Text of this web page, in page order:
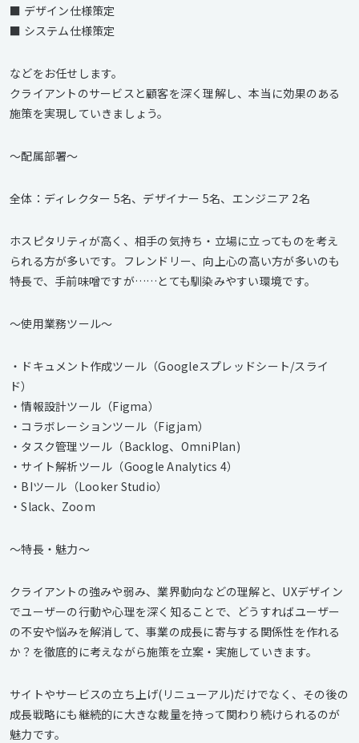
■ デザイン仕様策定
■ システム仕様策定
などをお任せします。
クライアントのサービスと顧客を深く理解し、本当に効果のある
施策を実現していきましょう。
〜配属部署〜
全体：ディレクター 5名、デザイナー 5名、エンジニア 2名
ホスピタリティが高く、相手の気持ち・立場に立ってものを考え
られる方が多いです。フレンドリー、向上心の高い方が多いのも
特長で、手前味噌ですが……とても馴染みやすい環境です。
〜使用業務ツール〜
・ドキュメント作成ツール（Googleスプレッドシート/スライ
ド）
・情報設計ツール（Figma）
・コラボレーションツール（Figjam）
・タスク管理ツール（Backlog、OmniPlan)
・サイト解析ツール（Google Analytics 4）
・BIツール（Looker Studio）
・Slack、Zoom
〜特長・魅力〜
クライアントの強みや弱み、業界動向などの理解と、UXデザイン
でユーザーの行動や心理を深く知ることで、どうすればユーザー
の不安や悩みを解消して、事業の成長に寄与する関係性を作れる
か？を徹底的に考えながら施策を立案・実施していきます。
サイトやサービスの立ち上げ(リニューアル)だけでなく、その後の
成長戦略にも継続的に大きな裁量を持って関わり続けられるのが
魅力です。